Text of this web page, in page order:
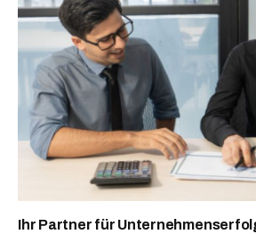
Ihr Partner für